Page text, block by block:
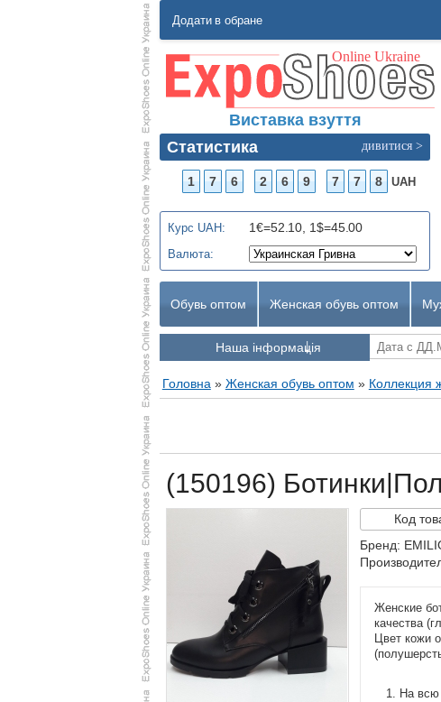
Додати в обране
Виставка взуття
Статистика
дивитися >
1 7 6 2 6 9 7 7 8 UAH
Курс UAH: 1€=52.10, 1$=45.00
Валюта:
Обувь оптом Женская обувь оптом
Наша інформація
Головна » Женская обувь оптом » Коллекция
(150196)
Код
Бренд:
Женские
качества
Цвет кожи
На всю